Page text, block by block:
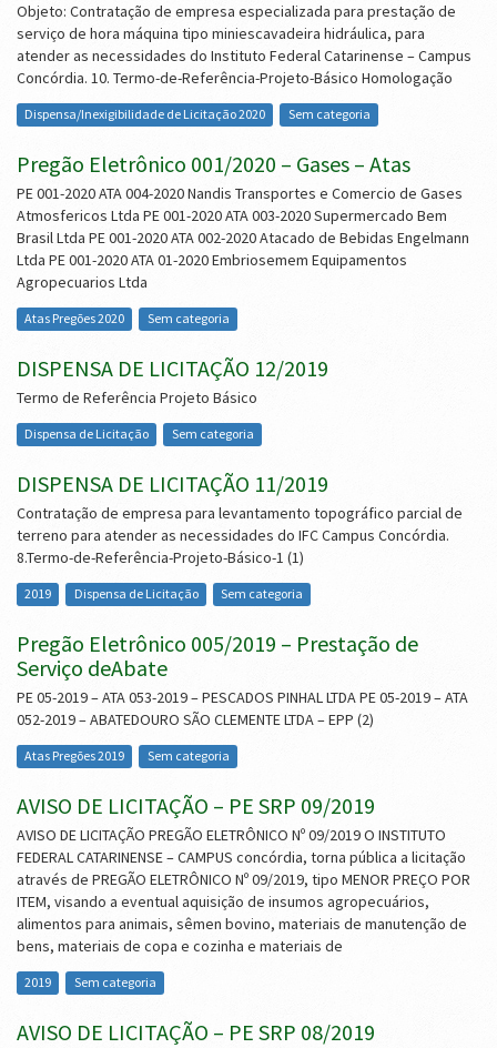
Objeto: Contratação de empresa especializada para prestação de
serviço de hora máquina tipo miniescavadeira hidráulica, para
atender as necessidades do Instituto Federal Catarinense – Campus
Concórdia. 10. Termo-de-Referência-Projeto-Básico Homologação
Dispensa/Inexigibilidade de Licitação 2020 Sem categoria
Pregão Eletrônico 001/2020 – Gases – Atas
PE 001-2020 ATA 004-2020 Nandis Transportes e Comercio de Gases
Atmosfericos Ltda PE 001-2020 ATA 003-2020 Supermercado Bem
Brasil Ltda PE 001-2020 ATA 002-2020 Atacado de Bebidas Engelmann
Ltda PE 001-2020 ATA 01-2020 Embriosemem Equipamentos
Agropecuarios Ltda
Atas Pregões 2020 Sem categoria
DISPENSA DE LICITAÇÃO 12/2019
Termo de Referência Projeto Básico
Dispensa de Licitação Sem categoria
DISPENSA DE LICITAÇÃO 11/2019
Contratação de empresa para levantamento topográfico parcial de
terreno para atender as necessidades do IFC Campus Concórdia.
8.Termo-de-Referência-Projeto-Básico-1 (1)
2019 Dispensa de Licitação Sem categoria
Pregão Eletrônico 005/2019 – Prestação de
Serviço deAbate
PE 05-2019 – ATA 053-2019 – PESCADOS PINHAL LTDA PE 05-2019 – ATA
052-2019 – ABATEDOURO SÃO CLEMENTE LTDA – EPP (2)
Atas Pregões 2019 Sem categoria
AVISO DE LICITAÇÃO – PE SRP 09/2019
AVISO DE LICITAÇÃO PREGÃO ELETRÔNICO Nº 09/2019 O INSTITUTO
FEDERAL CATARINENSE – CAMPUS concórdia, torna pública a licitação
através de PREGÃO ELETRÔNICO Nº 09/2019, tipo MENOR PREÇO POR
ITEM, visando a eventual aquisição de insumos agropecuários,
alimentos para animais, sêmen bovino, materiais de manutenção de
bens, materiais de copa e cozinha e materiais de
2019 Sem categoria
AVISO DE LICITAÇÃO – PE SRP 08/2019